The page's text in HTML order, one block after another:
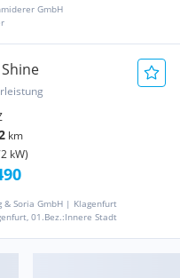
GmbH
Shine
km
kW)
& Soria GmbH | Klagenfurt
01.Bez.:Innere Stadt